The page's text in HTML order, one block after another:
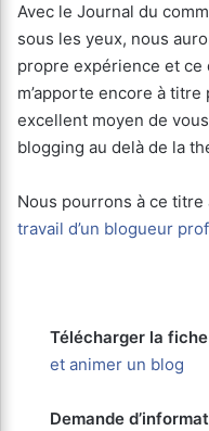
Avec le Journal du
sous les yeux, nous
propre expérience et ce
m’apporte encore à
excellent moyen de
blogging au delà de la
Nous pourrons à ce titre
travail d’un blogueur
Télécharger la
et animer un blog
Demande